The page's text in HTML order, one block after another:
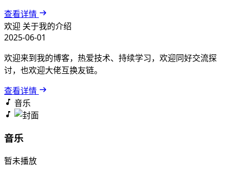
查看详情
欢迎 关于我的介绍
2025-06-01
欢迎来到我的博客，热爱技术、持续学习，欢迎同好交流探
讨，也欢迎大佬互换友链。
查看详情
音乐
音乐
暂未播放